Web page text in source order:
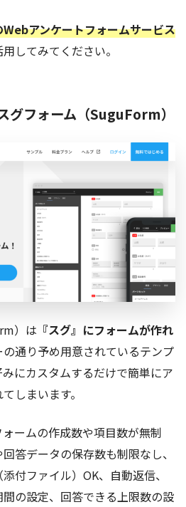
アンケートフォームサービス
してみてください。
グフォーム（SuguForm）
）は 『スグ』にフォームが作れ
通り予め用意されているテンプ
にカスタムするだけで簡単にア
しまいます。
ームの作成数や項目数が無制
答データの保存数も制限なし、
付ファイル）OK、自動返信、
の設定、回答できる上限数の設